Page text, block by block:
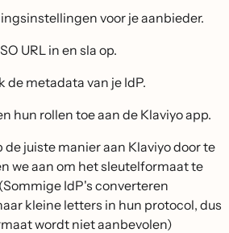
voor je aanbieder.
URL in en sla op.
de metadata van je IdP.
hun rollen toe aan de Klaviyo app.
de juiste manier aan Klaviyo door te
we aan om het sleutelformaat te
IdP's converteren
kleine letters in hun protocol, dus
wordt niet aanbevolen)